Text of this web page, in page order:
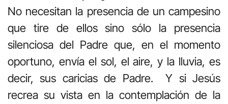
No necesitan la presencia de un campesino
que tire de ellos sino sólo la presencia
silenciosa del Padre que, en el momento
oportuno, envía el sol, el aire, y la lluvia, es
decir, sus caricias de Padre. Y si Jesús
recrea su vista en la contemplación de la